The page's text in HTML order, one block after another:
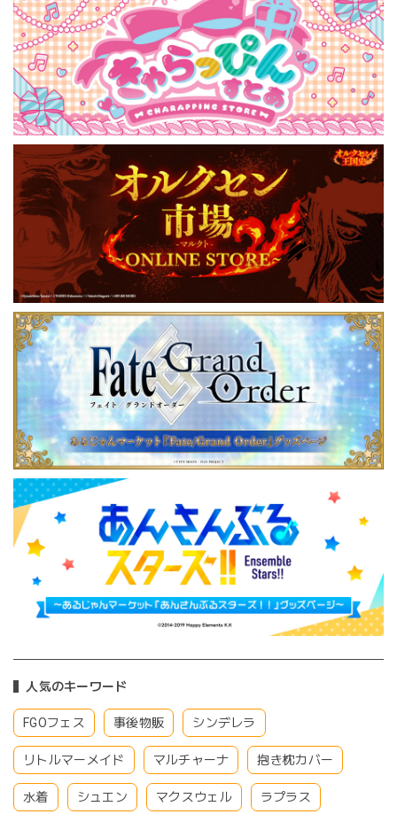
人気のキーワード
FGOフェス 事後物販 シンデレラ
リトルマーメイド マルチャーナ 抱き枕カバー
水着 シュエン マクスウェル ラプラス